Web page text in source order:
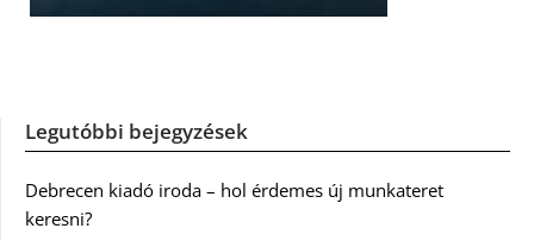
Legutóbbi bejegyzések
Debrecen kiadó iroda – hol érdemes új munkateret
keresni?